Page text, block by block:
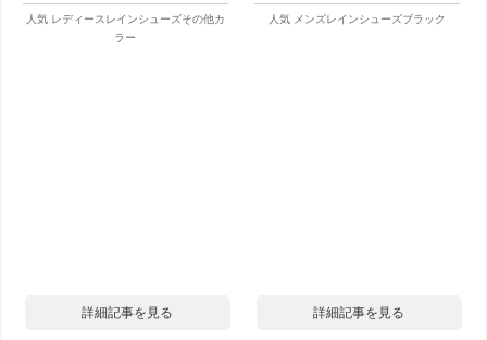
人気 レディースレインシューズその他カ
ラー
人気 メンズレインシューズブラック
詳細記事を見る 詳細記事を見る